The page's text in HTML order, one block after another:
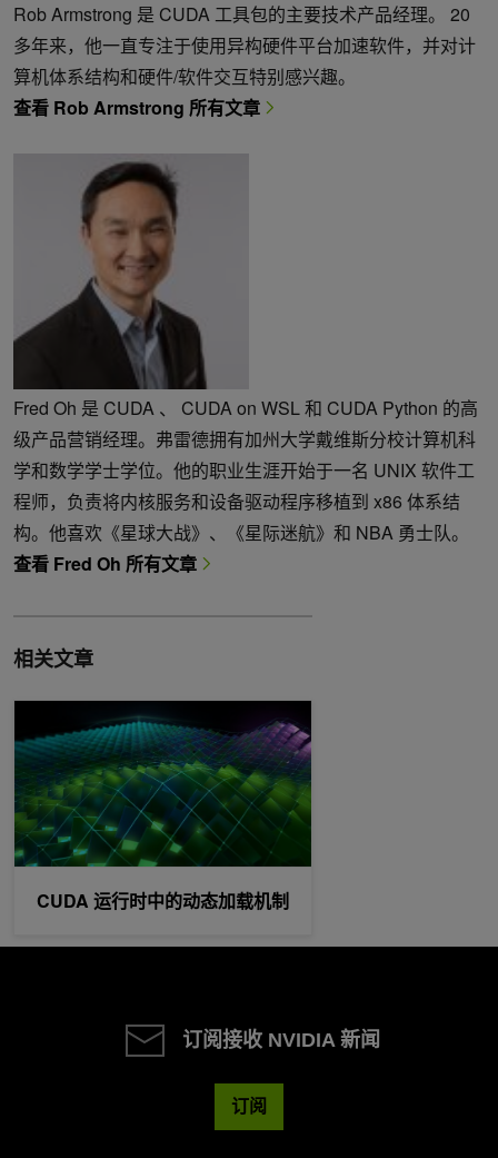
Rob Armstrong 是 CUDA 工具包的主要技术产品经理。 20
多年来，他一直专注于使用异构硬件平台加速软件，并对计
算机体系结构和硬件/软件交互特别感兴趣。
查看 Rob Armstrong 所有文章
Fred Oh 是 CUDA 、 CUDA on WSL 和 CUDA Python 的高
级产品营销经理。弗雷德拥有加州大学戴维斯分校计算机科
学和数学学士学位。他的职业生涯开始于一名 UNIX 软件工
程师，负责将内核服务和设备驱动程序移植到 x86 体系结
构。他喜欢《星球大战》、《星际迷航》和 NBA 勇士队。
查看 Fred Oh 所有文章
相关文章
CUDA 运行时中的动态加载机制
订阅接收 NVIDIA 新闻
订阅